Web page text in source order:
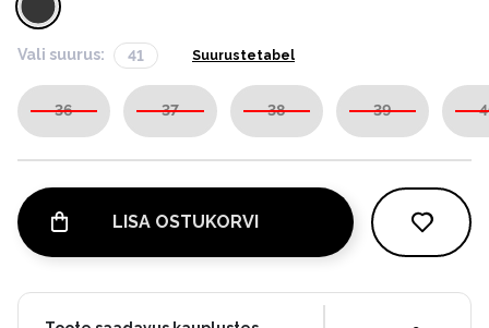
Vali suurus: 41 Suurustetabel
36 37 38 39
LISA OSTUKORVI